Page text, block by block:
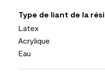
Type de liant de la
Latex
Acrylique
Eau